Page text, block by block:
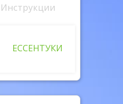
Инструкции
ЕССЕНТУКИ